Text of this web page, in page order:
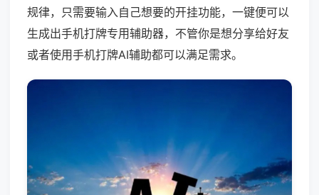
规律，只需要输入自己想要的开挂功能，一键便可以
生成出手机打牌专用辅助器，不管你是想分享给好友
或者使用手机打牌AI辅助都可以满足需求。